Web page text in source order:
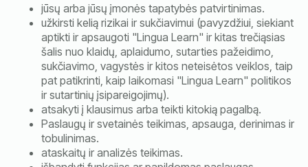
jūsų arba jūsų įmonės tapatybės patvirtinimas.
užkirsti kelią rizikai ir sukčiavimui (pavyzdžiui, siekiant
aptikti ir apsaugoti "Lingua Learn" ir kitas trečiąsias
šalis nuo klaidų, aplaidumo, sutarties pažeidimo,
sukčiavimo, vagystės ir kitos neteisėtos veiklos, taip
pat patikrinti, kaip laikomasi "Lingua Learn" politikos
ir sutartinių įsipareigojimų).
atsakyti į klausimus arba teikti kitokią pagalbą.
Paslaugų ir svetainės teikimas, apsauga, derinimas ir
tobulinimas.
ataskaitų ir analizės teikimas.